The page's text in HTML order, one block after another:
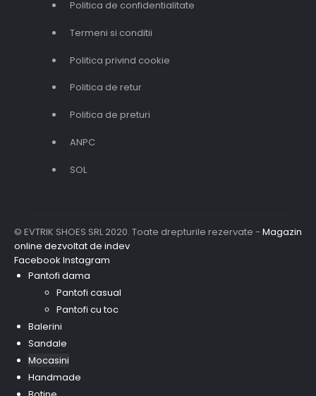
Politica de confidentialitate
Termeni si conditii
Politica privind cookie
Politica de retur
Politica de preturi
ANPC
SOL
© EVTRIK SHOES SRL 2020. Toate drepturile rezervate - Magazin
online dezvoltat de indev
Facebook Instagram
Pantofi dama
Pantofi casual
Pantofi cu toc
Balerini
Sandale
Mocasini
Handmade